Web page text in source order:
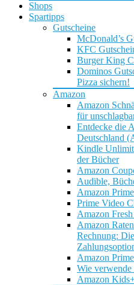
Shops
Spartipps
Gutscheine
McDonald’s
KFC
Burger King
Dominos
Pizza sichern!
Amazon
Amazon
für
Entdecke die
Deutschland
Kindle
der Bücher
Amazon
Audible,
Amazon Prime
Prime Video
Amazon
Amazon
Rechnung:
Amazon
Wie verwende
Amazon